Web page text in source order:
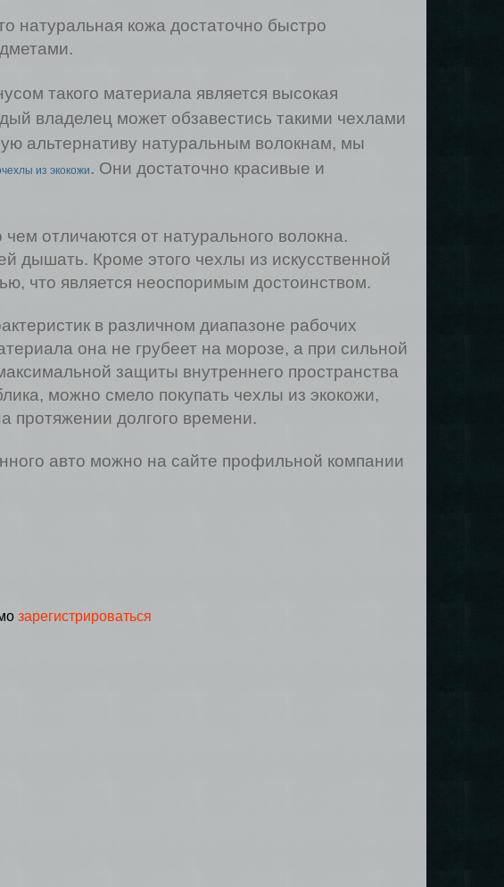
натуральная кожа достаточно быстро
такого материала является высокая
владелец может обзавестись такими чехлами
альтернативу натуральным волокнам, мы
из экокожи. Они достаточно красивые и
отличаются от натурального волокна.
дышать. Кроме этого чехлы из искусственной
что является неоспоримым достоинством.
в различном диапазоне рабочих
она не грубеет на морозе, а при сильной
защиты внутреннего пространства
можно смело покупать чехлы из экокожи,
протяжении долгого времени.
авто можно на сайте профильной компании
зарегистрироваться